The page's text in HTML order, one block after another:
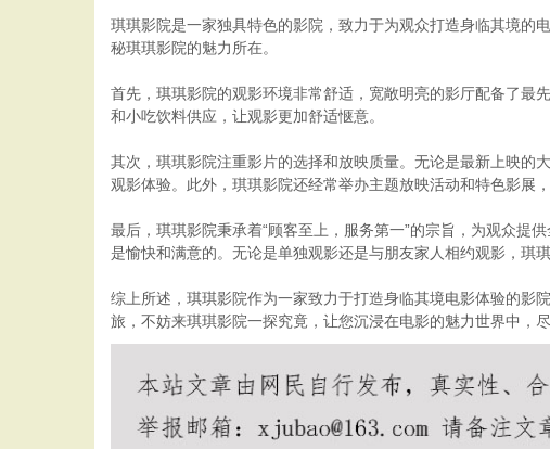
琪琪影院是一家独具特色的影院，致力于为观众打造身临其境的
秘琪琪影院的魅力所在。
首先，琪琪影院的观影环境非常舒适，宽敞明亮的影厅配备了最
和小吃饮料供应，让观影更加舒适惬意。
其次，琪琪影院注重影片的选择和放映质量。无论是最新上映的
观影体验。此外，琪琪影院还经常举办主题放映活动和特色影展
最后，琪琪影院秉承着“顾客至上，服务第一”的宗旨，为观众提
是愉快和满意的。无论是单独观影还是与朋友家人相约观影，琪
综上所述，琪琪影院作为一家致力于打造身临其境电影体验的影
旅，不妨来琪琪影院一探究竟，让您沉浸在电影的魅力世界中，